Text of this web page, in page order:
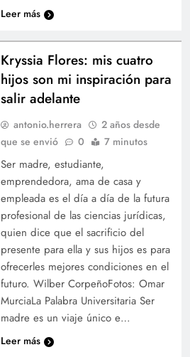
Leer más
Kryssia Flores: mis cuatro
hijos son mi inspiración para
salir adelante
antonio.herrera
2 años desde
que se envió
0 7 minutos
Ser madre, estudiante,
emprendedora, ama de casa y
empleada es el día a día de la futura
profesional de las ciencias jurídicas,
quien dice que el sacrificio del
presente para ella y sus hijos es para
ofrecerles mejores condiciones en el
futuro. Wilber CorpeñoFotos: Omar
MurciaLa Palabra Universitaria Ser
madre es un viaje único e…
Leer más